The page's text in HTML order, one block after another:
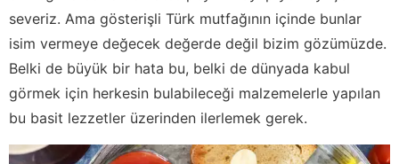
severiz. Ama gösterişli Türk mutfağının içinde bunlar
isim vermeye değecek değerde değil bizim gözümüzde.
Belki de büyük bir hata bu, belki de dünyada kabul
görmek için herkesin bulabileceği malzemelerle yapılan
bu basit lezzetler üzerinden ilerlemek gerek.